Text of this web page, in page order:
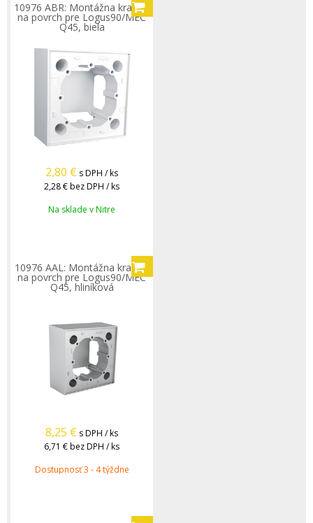
10976 ABR: Montážna krabica
na povrch pre Logus90/MEC
Q45, biela
2,80 € s DPH / ks
2,28 €bez DPH / ks
Na sklade v Nitre
10976 AAL: Montážna krabica
na povrch pre Logus90/MEC
Q45, hliníková
8,25 € s DPH / ks
6,71 €bez DPH / ks
Dostupnosť 3 - 4 týždne